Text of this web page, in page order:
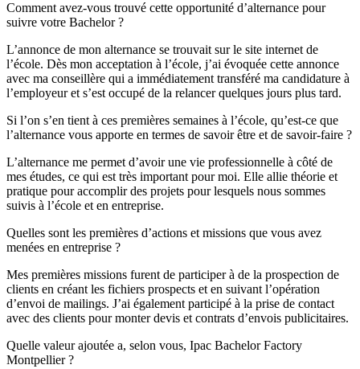
Comment avez-vous trouvé cette opportunité d’alternance pour
suivre votre Bachelor ?
L’annonce de mon alternance se trouvait sur le site internet de
l’école. Dès mon acceptation à l’école, j’ai évoquée cette annonce
avec ma conseillère qui a immédiatement transféré ma candidature à
l’employeur et s’est occupé de la relancer quelques jours plus tard.
Si l’on s’en tient à ces premières semaines à l’école, qu’est-ce que
l’alternance vous apporte en termes de savoir être et de savoir-faire ?
L’alternance me permet d’avoir une vie professionnelle à côté de
mes études, ce qui est très important pour moi. Elle allie théorie et
pratique pour accomplir des projets pour lesquels nous sommes
suivis à l’école et en entreprise.
Quelles sont les premières d’actions et missions que vous avez
menées en entreprise ?
Mes premières missions furent de participer à de la prospection de
clients en créant les fichiers prospects et en suivant l’opération
d’envoi de mailings. J’ai également participé à la prise de contact
avec des clients pour monter devis et contrats d’envois publicitaires.
Quelle valeur ajoutée a, selon vous, Ipac Bachelor Factory
Montpellier ?